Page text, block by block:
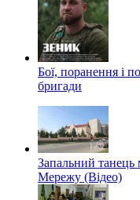
Бої, поранення і
бригади
Запальний танець
Мережу (Відео)